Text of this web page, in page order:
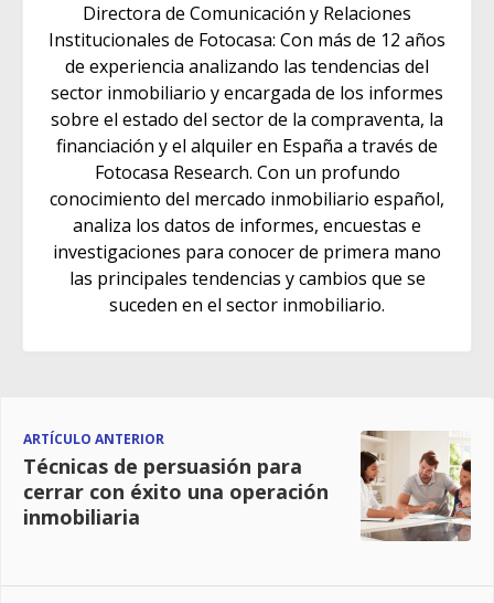
Directora de Comunicación y Relaciones
Institucionales de Fotocasa: Con más de 12 años
de experiencia analizando las tendencias del
sector inmobiliario y encargada de los informes
sobre el estado del sector de la compraventa, la
financiación y el alquiler en España a través de
Fotocasa Research. Con un profundo
conocimiento del mercado inmobiliario español,
analiza los datos de informes, encuestas e
investigaciones para conocer de primera mano
las principales tendencias y cambios que se
suceden en el sector inmobiliario.
ARTÍCULO ANTERIOR
Técnicas de persuasión para
cerrar con éxito una operación
inmobiliaria